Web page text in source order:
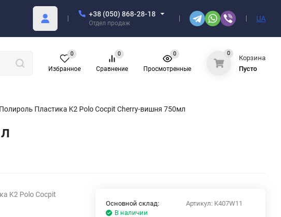
+38 (050) 868-28-18
Отдел продаж
UA
Избранное
0
Сравнение
0
Просмотренные
0 0
Корзина
Пусто
Полироль Пластика K2 Polo Cocpit Cherry-вишня 750мл
K2 Polo Cocpit
Артикул: K407W11
Основной склад:
В наличии